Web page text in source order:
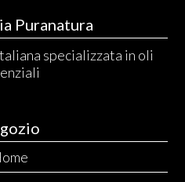
Puranatura
specializzata in oli